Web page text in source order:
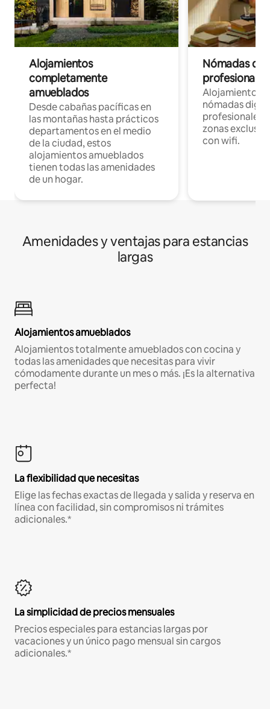
Alojamientos
completamente
amueblados
Desde cabañas pacíficas en
las montañas hasta prácticos
departamentos en el medio
de la ciudad, estos
alojamientos amueblados
tienen todas las amenidades
de un hogar.
Nómadas
Alojamientos
nómadas
profesionales
zonas
con wifi.
Amenidades y ventajas para estancias
largas
Alojamientos amueblados
Alojamientos totalmente amueblados con cocina y
todas las amenidades que necesitas para vivir
cómodamente durante un mes o más. ¡Es la alternativa
perfecta!
La flexibilidad que necesitas
Elige las fechas exactas de llegada y salida y reserva en
línea con facilidad, sin compromisos ni trámites
adicionales.*
La simplicidad de precios mensuales
Precios especiales para estancias largas por
vacaciones y un único pago mensual sin cargos
adicionales.*